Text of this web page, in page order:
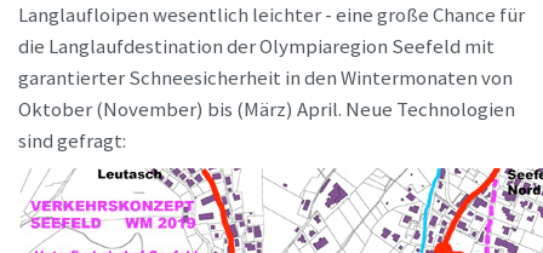
Langlaufloipen wesentlich leichter - eine große Chance für
die Langlaufdestination der Olympiaregion Seefeld mit
garantierter Schneesicherheit in den Wintermonaten von
Oktober (November) bis (März) April. Neue Technologien
sind gefragt: